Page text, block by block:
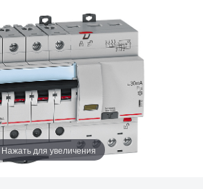
Нажать для увеличения